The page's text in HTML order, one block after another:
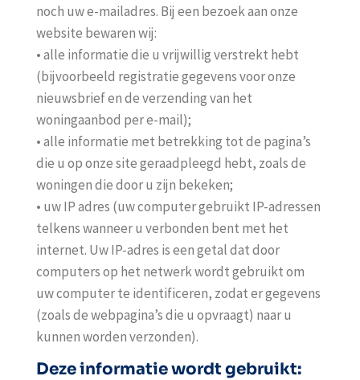
noch uw e-mailadres. Bij een bezoek aan onze
website bewaren wij:
• alle informatie die u vrijwillig verstrekt hebt
(bijvoorbeeld registratie gegevens voor onze
nieuwsbrief en de verzending van het
woningaanbod per e-mail);
• alle informatie met betrekking tot de pagina’s
die u op onze site geraadpleegd hebt, zoals de
woningen die door u zijn bekeken;
• uw IP adres (uw computer gebruikt IP-adressen
telkens wanneer u verbonden bent met het
internet. Uw IP-adres is een getal dat door
computers op het netwerk wordt gebruikt om
uw computer te identificeren, zodat er gegevens
(zoals de webpagina’s die u opvraagt) naar u
kunnen worden verzonden).
Deze informatie wordt gebruikt: